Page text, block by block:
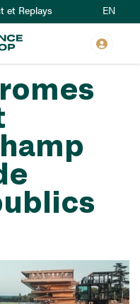
et Replays EN